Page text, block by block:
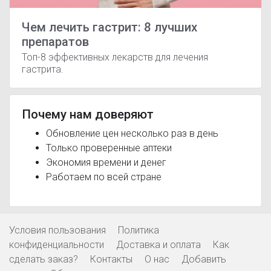
Чем лечить гастрит: 8 лучших
препаратов
Топ-8 эффективных лекарств для лечения
гастрита.
Почему нам доверяют
Обновление цен несколько раз в день
Только проверенные аптеки
Экономия времени и денег
Работаем по всей стране
Условия пользования
Политика
конфиденциальности
Доставка и оплата
Как
сделать заказ?
Контакты О нас
Добавить